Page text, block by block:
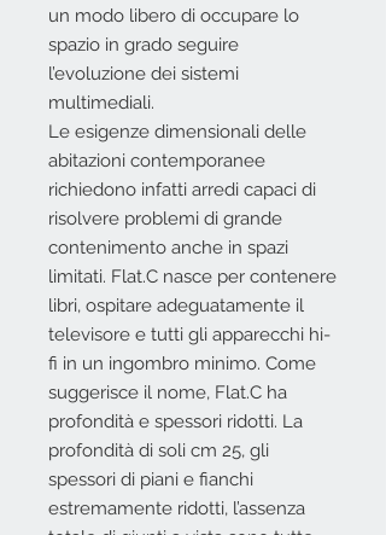
un modo libero di occupare lo
spazio in grado seguire
l’evoluzione dei sistemi
multimediali.
Le esigenze dimensionali delle
abitazioni contemporanee
richiedono infatti arredi capaci di
risolvere problemi di grande
contenimento anche in spazi
limitati. Flat.C nasce per contenere
libri, ospitare adeguatamente il
televisore e tutti gli apparecchi hi-
fi in un ingombro minimo. Come
suggerisce il nome, Flat.C ha
profondità e spessori ridotti. La
profondità di soli cm 25, gli
spessori di piani e fianchi
estremamente ridotti, l’assenza